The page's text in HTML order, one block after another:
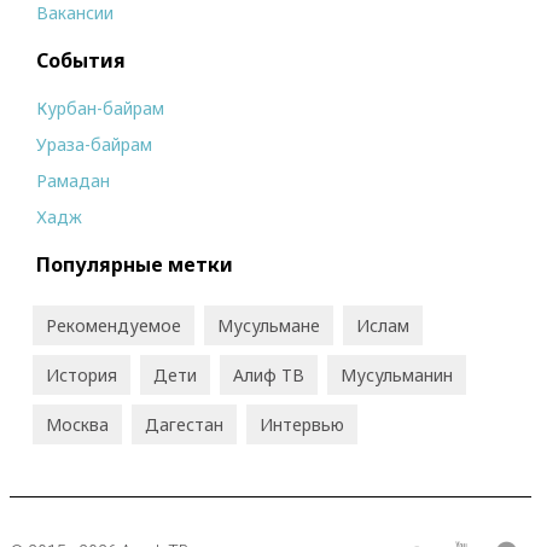
Вакансии
События
Курбан-байрам
Ураза-байрам
Рамадан
Хадж
Популярные метки
Рекомендуемое Мусульмане Ислам
История Дети Алиф ТВ Мусульманин
Москва Дагестан Интервью